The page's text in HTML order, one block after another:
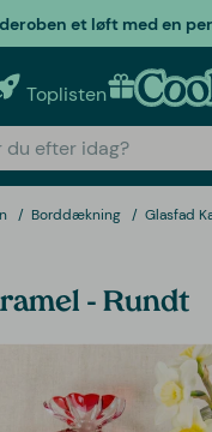
et løft med en
Toplisten
Borddækning Glasfad
- Rundt